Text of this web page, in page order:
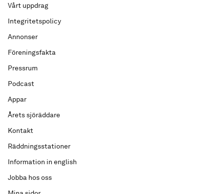
Vårt uppdrag
Integritetspolicy
Annonser
Föreningsfakta
Pressrum
Podcast
Appar
Årets sjöräddare
Kontakt
Räddningsstationer
Information in english
Jobba hos oss